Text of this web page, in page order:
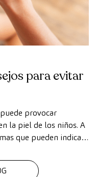
para evitar
provocar
la piel de los niños. A
que pueden indicar
segura.